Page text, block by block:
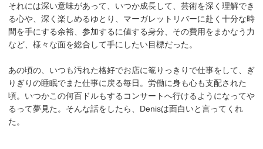
それには深い意味があって、いつか成長して、芸術を深く理解でき
る心や、深く楽しめるゆとり、マーガレットリバーに赴く十分な時
間を手にする余裕、参加するに値する身分、その費用をまかなう力
など、様々な面を総合して手にしたい目標だった。
あの頃の、いつも汚れた格好でお店に篭りっきりで仕事をして、ぎ
りぎりの睡眠でまた仕事に戻る毎日。労働に身も心も支配された
頃。いつかこの何百ドルもするコンサートへ行けるようになってや
るって夢見た。そんな話をしたら、Denisは面白いと言ってくれ
た。